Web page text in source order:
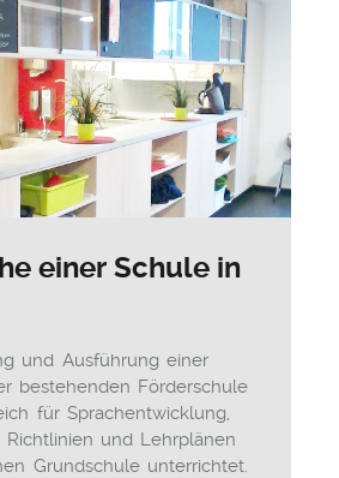
einer Schule in
und Ausführung einer
bestehenden Förderschule
für Sprachentwicklung,
und Lehrplänen
Grundschule unterrichtet.